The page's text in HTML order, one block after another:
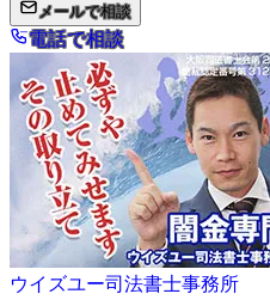
メールで相談
電話で相談
ウイズユー司法書士事務所